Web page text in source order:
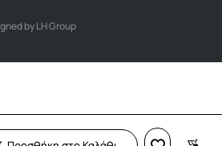
by LH Group